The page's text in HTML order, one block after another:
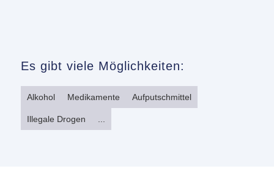
Es gibt viele Möglichkeiten:
Alkohol Medikamente Aufputschmittel
Illegale Drogen